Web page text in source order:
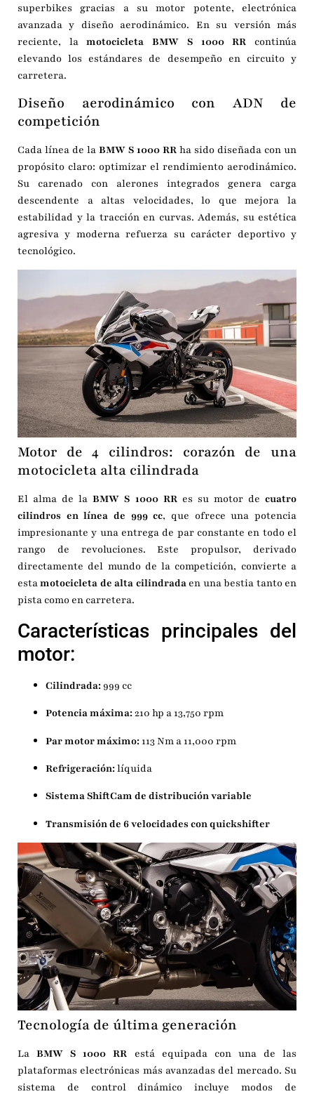
superbikes gracias a su motor potente, electrónica
avanzada y diseño aerodinámico. En su versión más
reciente, lamotocicleta BMW S 1000 RR continúa
elevando los estándares de desempeño en circuito y
carretera.
Diseño aerodinámico con ADN de
competición
Cada línea de la BMW S 1000 RR ha sido diseñada con un
propósito claro: optimizar el rendimiento aerodinámico.
Su carenado con alerones integrados genera carga
descendente a altas velocidades, lo que mejora la
estabilidad y la tracción en curvas. Además, su estética
agresiva y moderna refuerza su carácter deportivo y
tecnológico.
Motor de 4 cilindros: corazón de una
motocicleta alta cilindrada
El alma de laBMW S 1000 RRes su motor decuatro
cilindros en línea de 999 cc, que ofrece una potencia
impresionante y una entrega de par constante en todo el
rango de revoluciones. Este propulsor, derivado
directamente del mundo de la competición, convierte a
estamotocicleta de alta cilindradaen una bestia tanto en
pista como en carretera.
Características principales del
motor:
Cilindrada: 999 cc
Potencia máxima:210 hp a 13,750 rpm
Par motor máximo: 113 Nm a 11,000 rpm
Refrigeración:líquida
Sistema ShiftCam de distribución variable
Transmisión de 6 velocidades con quickshifter
Tecnología de última generación
LaBMW S 1000 RR está equipada con una de las
plataformas electrónicas más avanzadas del mercado. Su
sistema de control dinámico incluye modos de